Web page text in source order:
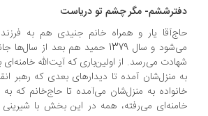
مگر چشم تو دریاست
یار و همراه خانم جنیدی هم به فرزندان
می‌شود و سال 1379 حمید هم بعد از سال‌ها
می‌رسد. از اولین‌باری که آیت‌الله خامنه‌ای بعد از
منزل‌شان آمده تا دیدارهای بعدی که رهبر انقلاب
به منزل‌شان می‌آمده تا حاج‌خانم که به دیدن
می‌رفته، همه در این بخش با شیرینی